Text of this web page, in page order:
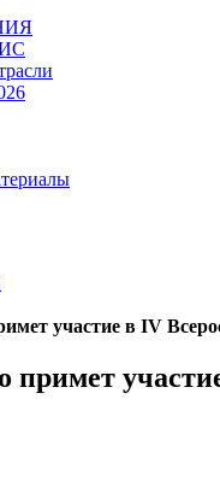
участие в IV
примет